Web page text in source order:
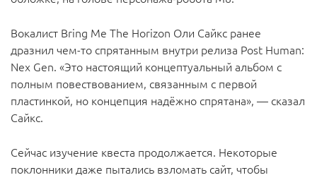
Вокалист Bring Me The Horizon Оли Сайкс ранее
дразнил чем-то спрятанным внутри релиза Post Human:
Nex Gen. «Это настоящий концептуальный альбом с
полным повествованием, связанным с первой
пластинкой, но концепция надёжно спрятана», — сказал
Сайкс.
Сейчас изучение квеста продолжается. Некоторые
поклонники даже пытались взломать сайт, чтобы